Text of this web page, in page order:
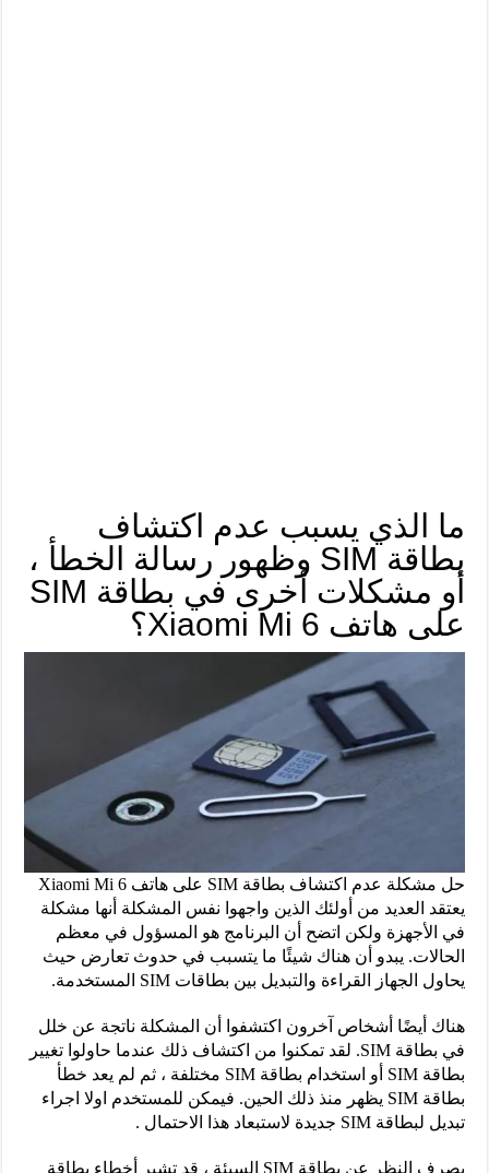
ما الذي يسبب عدم اكتشاف
بطاقة SIM وظهور رسالة الخطأ ،
أو مشكلات أخرى في بطاقة SIM
على هاتف Xiaomi Mi 6؟
حل مشكلة عدم اكتشاف بطاقة SIM على هاتف Xiaomi Mi 6
يعتقد العديد من أولئك الذين واجهوا نفس المشكلة أنها مشكلة
في الأجهزة ولكن اتضح أن البرنامج هو المسؤول في معظم
الحالات. يبدو أن هناك شيئًا ما يتسبب في حدوث تعارض حيث
يحاول الجهاز القراءة والتبديل بين بطاقات SIM المستخدمة.
هناك أيضًا أشخاص آخرون اكتشفوا أن المشكلة ناتجة عن خلل
في بطاقة SIM. لقد تمكنوا من اكتشاف ذلك عندما حاولوا تغيير
بطاقة SIM أو استخدام بطاقة SIM مختلفة ، ثم لم يعد خطأ
بطاقة SIM يظهر منذ ذلك الحين. فيمكن للمستخدم اولا اجراء
تبديل لبطاقة SIM جديدة لاستبعاد هذا الاحتمال .
بصرف النظر عن بطاقة SIM السيئة ، قد تشير أخطاء بطاقة